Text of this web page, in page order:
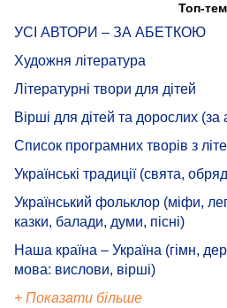
Топ-
УСІ АВТОРИ – ЗА АБЕТКОЮ
Художня література
Літературні твори для дітей
Вірші для дітей та дорослих
Список програмних творів з
Українські традиції (свята,
Український фольклор (міфи,
казки, балади, думи, пісні)
Наша країна – Україна (гімн,
мова: вислови, вірші)
+ Показати більше